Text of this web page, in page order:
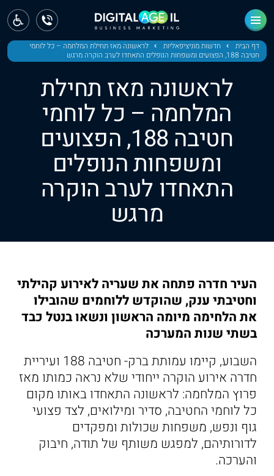
דף הבית חדשות מוניציפאליות
לראשונה מאז תחילת המלחמה – כל לוחמי
חטיבה 188, הפצועים ומשפחות הנופלים התאחדו לערב הוקרה מרגש
לראשונה מאז תחילת
המלחמה – כל לוחמי
חטיבה 188, הפצועים
ומשפחות הנופלים
התאחדו לערב הוקרה
מרגש
העיר חדרה פתחה את שעריה לאירוע קהילתי
וחטיבתי ענק, שהוקדש ללוחמים שהובילו
את הלחימה מיומה הראשון ונשאו בנטל כבד
בשתי שנות המערכה
השבוע, קיימו עמותת ברק- חטיבה 188 ועיריית
חדרה אירוע הוקרה ייחודי שלא נראה כמותו מאז
פרוץ המלחמה: לראשונה התאחדו באותו מקום
כל לוחמי החטיבה, סדיר ומילואים, לצד פצועי
גוף ונפש, משפחות שכולות ומפקדים
לדורותיהם, למפגש משותף של תודה, חיבוק
והערכה.
ראשי
חדשות
מחוז חיפה
מחוז מרכז
מחוז דרום
ירושלים
תל אביב